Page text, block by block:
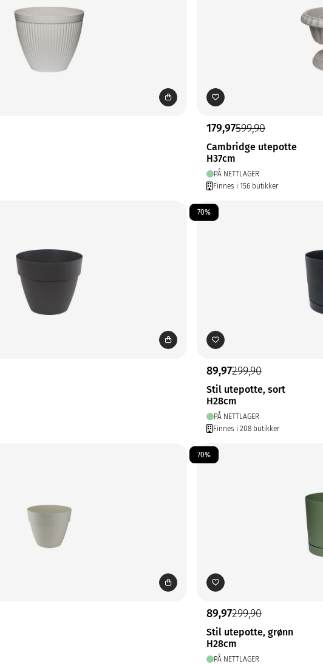
179,97599,90
Cambridge utepotte
H37cm
PÅ NETTLAGER
Finnes i 156 butikker
70%
89,97299,90
Stil utepotte, sort
H28cm
PÅ NETTLAGER
Finnes i 208 butikker
70%
89,97299,90
Stil utepotte, grønn
H28cm
PÅ NETTLAGER